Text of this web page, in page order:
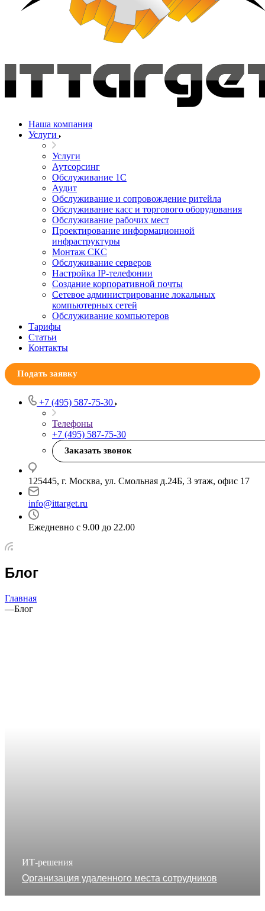
Наша компания
Услуги
Услуги
Аутсорсинг
Обслуживание 1С
Аудит
Обслуживание и сопровождение ритейла
Обслуживание касс и торгового оборудования
Обслуживание рабочих мест
Проектирование информационной
инфраструктуры
Монтаж СКС
Обслуживание серверов
Настройка IP-телефонии
Создание корпоративной почты
Сетевое администрирование локальных
компьютерных сетей
Обслуживание компьютеров
Тарифы
Статьи
Контакты
Подать заявку
+7 (495) 587-75-30
Телефоны
+7 (495) 587-75-30
Заказать звонок
125445, г. Москва, ул. Смольная д.24Б, 3 этаж, офис 17
info@ittarget.ru
Ежедневно с 9.00 до 22.00
Блог
Главная
—Блог
ИТ-решения
Организация удаленного места сотрудников